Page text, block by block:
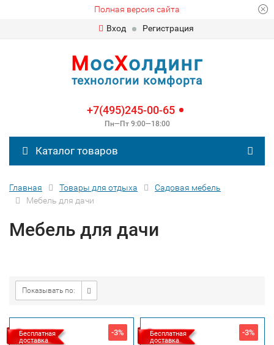
Полная версия сайта
Вход
Регистрация
МосХолдинг
технологии комфорта
+7(495)245-00-65
Пн—Пт 9:00—18:00
Каталог товаров
Главная Товары для отдыха
Садовая мебель
Мебель для дачи
Мебель для дачи
Показывать по:
Бесплатная
доставка
-3%
Бесплатная
доставка
-3%